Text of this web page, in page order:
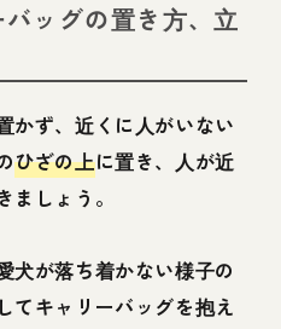
ッグの置き方、立
かず、近くに人がいない
ひざの上に置き、人が近
ましょう。
犬が落ち着かない様子の
てキャリーバッグを抱え